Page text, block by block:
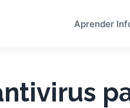
Aprender